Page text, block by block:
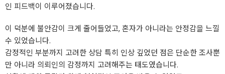
인 피드백이 이루어졌습니다.
이 덕분에 불안감이 크게 줄어들었고, 혼자가 아니라는 안정감을 느낄
수 있었습니다.
감정적인 부분까지 고려한 상담 특히 인상 깊었던 점은 단순한 조사뿐
만 아니라 의뢰인의 감정까지 고려해주는 태도였습니다.